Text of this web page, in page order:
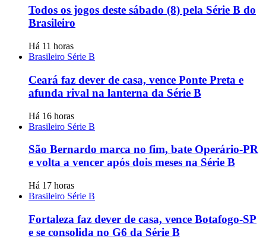
Todos os jogos deste sábado (8) pela Série B do
Brasileiro
Há 11 horas
Brasileiro Série B
Ceará faz dever de casa, vence Ponte Preta e
afunda rival na lanterna da Série B
Há 16 horas
Brasileiro Série B
São Bernardo marca no fim, bate Operário-PR
e volta a vencer após dois meses na Série B
Há 17 horas
Brasileiro Série B
Fortaleza faz dever de casa, vence Botafogo-SP
e se consolida no G6 da Série B